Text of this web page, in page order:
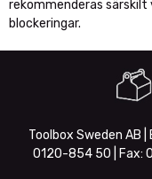
rekommenderas
blockeringar.
Toolbox Sweden AB
0120-854 50 | Fax: